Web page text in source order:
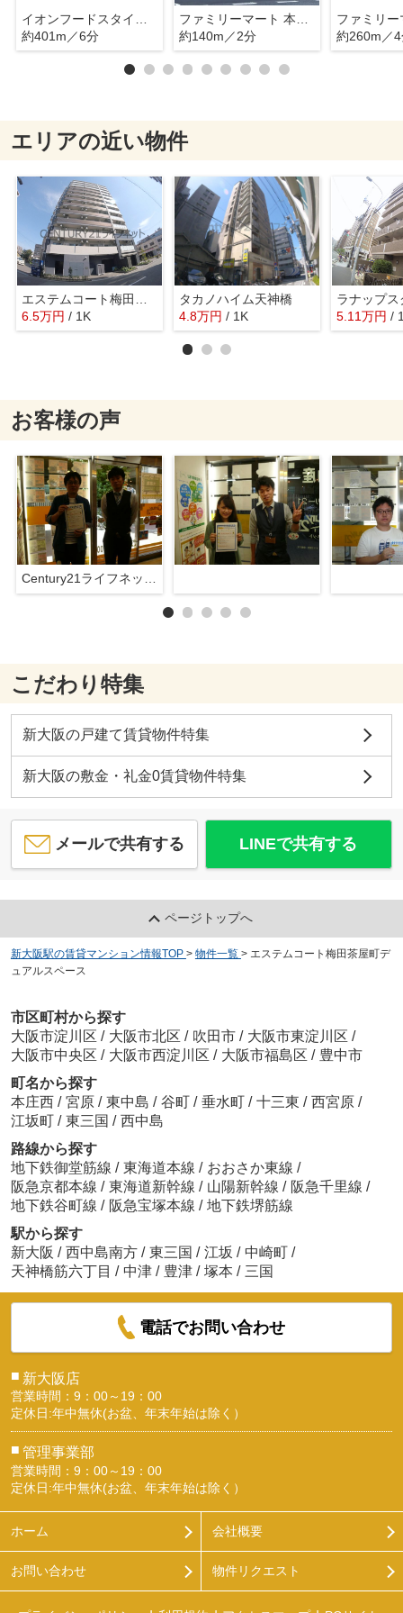
イオンフードスタイル中崎町店
約401m／6分
ファミリーマート 本庄西二丁目店
約140m／2分
約260m／
エリアの近い物件
6.5万円 / 1K
タカノハイム天神橋
4.8万円 / 1K 5.11万円 /
お客様の声
こだわり特集
新大阪の戸建て賃貸物件特集
新大阪の敷金・礼金0賃貸物件特集
メールで共有する LINEで共有する
ページトップへ
新大阪駅の賃貸マンション情報TOP > 物件一覧 > エステムコート梅田茶屋町デ
ュアルスペース
市区町村から探す
大阪市淀川区 / 大阪市北区 / 吹田市 / 大阪市東淀川区 /
大阪市中央区 / 大阪市西淀川区 / 大阪市福島区 / 豊中市
町名から探す
本庄西 / 宮原 / 東中島 / 谷町 / 垂水町 / 十三東 / 西宮原 /
江坂町 / 東三国 / 西中島
路線から探す
地下鉄御堂筋線 / 東海道本線 / おおさか東線 /
阪急京都本線 / 東海道新幹線 / 山陽新幹線 / 阪急千里線 /
地下鉄谷町線 / 阪急宝塚本線 / 地下鉄堺筋線
駅から探す
新大阪 / 西中島南方 / 東三国 / 江坂 / 中崎町 /
天神橋筋六丁目 / 中津 / 豊津 / 塚本 / 三国
電話でお問い合わせ
■ 新大阪店
営業時間：9：00～19：00
定休日:年中無休(お盆、年末年始は除く）
■ 管理事業部
営業時間：9：00～19：00
定休日:年中無休(お盆、年末年始は除く）
ホーム 会社概要
お問い合わせ 物件リクエスト